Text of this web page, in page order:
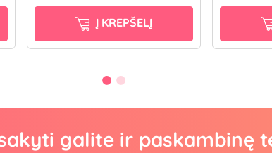
Į KREPŠELĮ
galite ir paskambinę